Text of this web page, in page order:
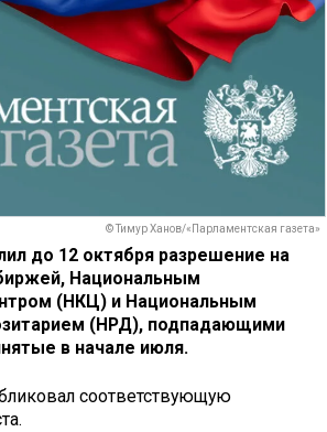
© Тимур Ханов/«Парламентская газета»
до 12 октября разрешение на
Национальным
(НКЦ) и Национальным
(НРД), подпадающими
в начале июля.
соответствующую